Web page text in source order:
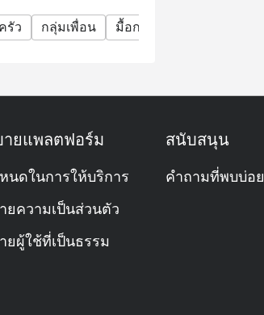
รัว กลุ่มเพื่อน มื้อกลางวันธุรกิจ
ายแพลตฟอร์ม
นดในการให้บริการ
ยความเป็นส่วนตัว
ยผู้ใช้ที่เป็นธรรม
สนับสนุน
คำถามที่พบบ่อย